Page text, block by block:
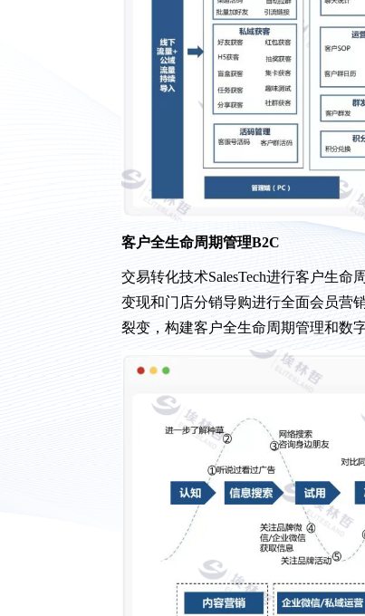
客户全生命周期管理B2C
交易转化技术SalesTech进行客户生
变现和门店分销导购进行全面会员营
裂变，构建客户全生命周期管理和数